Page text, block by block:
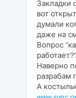
Закладки
вот
думали
даже на
Вопрос
Наверно
разрабам
А